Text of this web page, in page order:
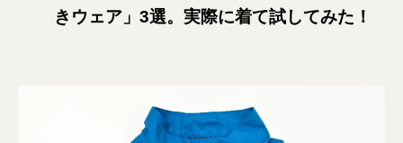
きウェア」3選。実際に着て試してみた！